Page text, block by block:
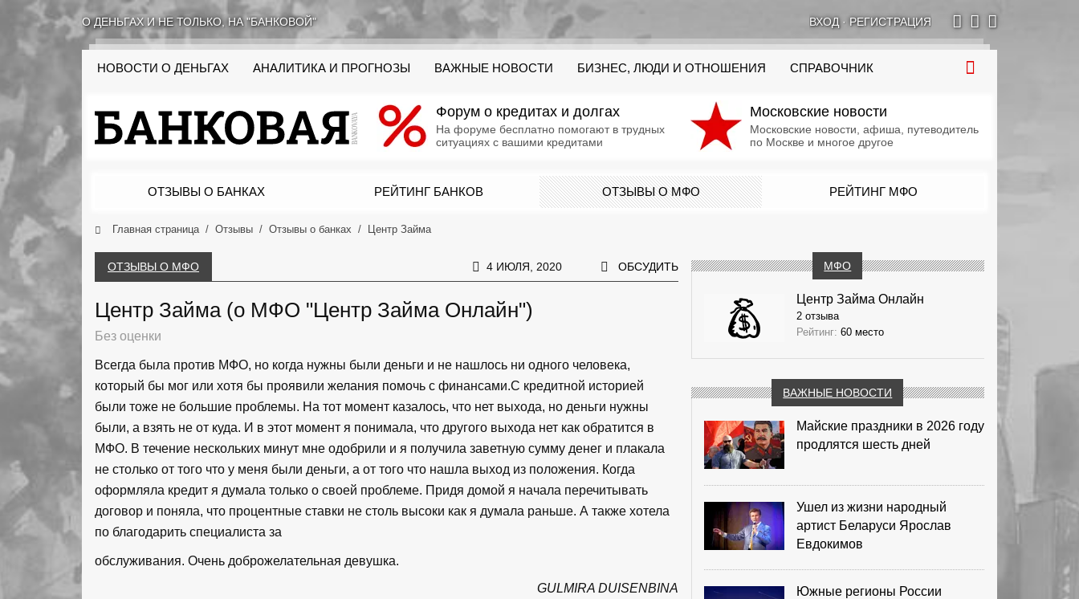
О ДЕНЬГАХ И НЕ ТОЛЬКО, НА "БАНКОВОЙ" ВХОД· РЕГИСТРАЦИЯ
НОВОСТИ О ДЕНЬГАХ АНАЛИТИКА И ПРОГНОЗЫ ВАЖНЫЕ НОВОСТИ БИЗНЕС, ЛЮДИ И ОТНОШЕНИЯ СПРАВОЧНИК
Форум о кредитах и долгах
На форуме бесплатно помогают в трудных
ситуациях с вашими кредитами
Московские новости
Московские новости, афиша, путеводитель
по Москве и многое другое
ОТЗЫВЫ О БАНКАХ РЕЙТИНГ БАНКОВ ОТЗЫВЫ О МФО РЕЙТИНГ МФО
Главная страница Отзывы Отзывы о банках Центр Займа
ОТЗЫВЫ О МФО 4 ИЮЛЯ, 2020 ОБСУДИТЬ
Центр Займа (о МФО "Центр Займа Онлайн")
Без оценки
Всегда была против МФО, но когда нужны были деньги и не нашлось ни одного человека,
который бы мог или хотя бы проявили желания помочь с финансами.С кредитной историей
были тоже не большие проблемы. На тот момент казалось, что нет выхода, но деньги нужны
были, а взять не от куда. И в этот момент я понимала, что другого выхода нет как обратится в
МФО. В течение нескольких минут мне одобрили и я получила заветную сумму денег и плакала
не столько от того что у меня были деньги, а от того что нашла выход из положения. Когда
оформляла кредит я думала только о своей проблеме. Придя домой я начала перечитывать
договор и поняла, что процентные ставки не столь высоки как я думала раньше. А также хотела
по благодарить специалиста за
обслуживания. Очень доброжелательная девушка.
GULMIRA DUISENBINA
МФО
Центр Займа Онлайн
2 отзыва
Рейтинг: 60 место
ВАЖНЫЕ НОВОСТИ
Майские праздники в 2026 году
продлятся шесть дней
Ушел из жизни народный
артист Беларуси Ярослав
Евдокимов
Южные регионы России